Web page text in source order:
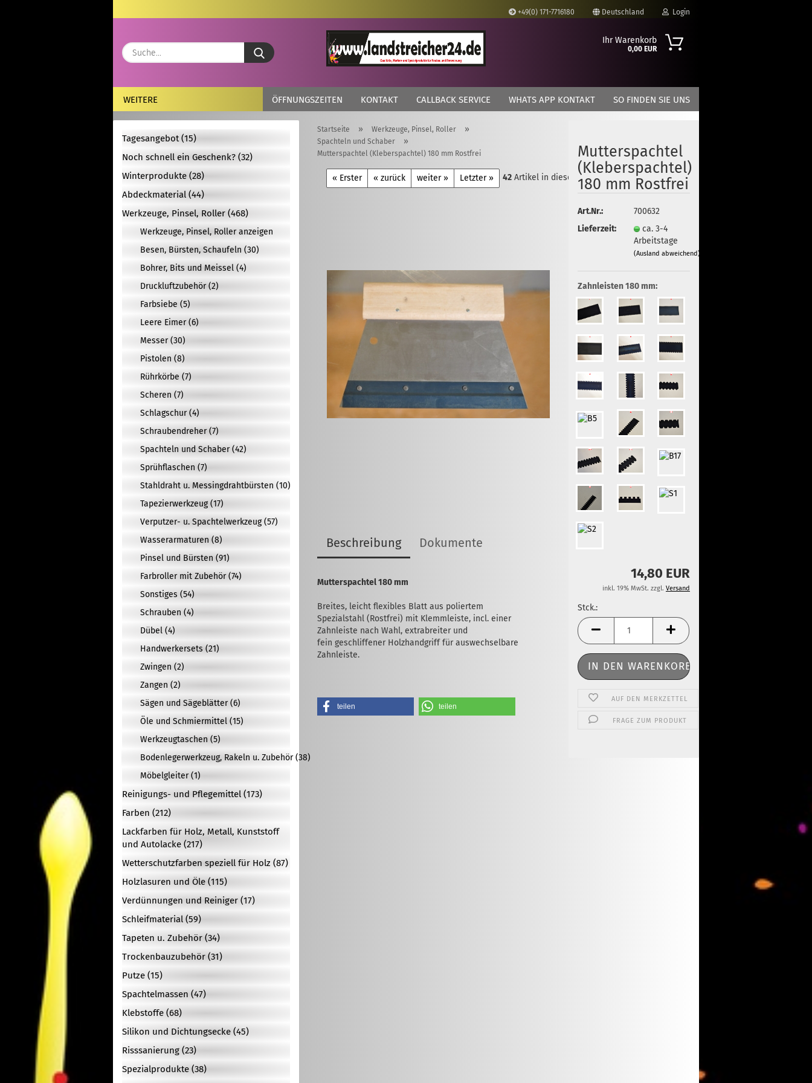
+49(0) 171-7716180 Deutschland
Lieferland
Login
Passwort
Konto erstellen
Passwort vergessen?
Suche...
Ihr Warenkorb
0,00 EUR
ÖFFNUNGSZEITEN KONTAKT CALLBACK SERVICE WHATS APP KONTAKT SO FINDEN SIE UNS
WEITERE
Startseite » Werkzeuge, Pinsel, Roller »
Spachteln und Schaber »
Mutterspachtel (Kleberspachtel) 180 mm Rostfrei
« Erster « zurück weiter » Letzter » 42 Artikel in dieser Kategorie
Mutterspachtel
(Kleberspachtel)
180 mm Rostfrei
Art.Nr.:
700632
Lieferzeit:
ca. 3-4
Arbeitstage
(Ausland abweichend)
Zahnleisten 180 mm:
14,80 EUR
inkl. 19% MwSt. zzgl. Versand
Stck.:
Stck.
AUF DEN MERKZETTEL
FRAGE ZUM PRODUKT
Beschreibung Dokumente
Mutterspachtel 180 mm
Breites, leicht flexibles Blatt aus poliertem
Spezialstahl (Rostfrei) mit Klemmleiste, incl. einer
Zahnleiste nach Wahl, extrabreiter und
fein geschliffener Holzhandgriff für auswechselbare
Zahnleiste.
teilen teilen
Tagesangebot (15)
Noch schnell ein Geschenk? (32)
Winterprodukte (28)
Abdeckmaterial (44)
Werkzeuge, Pinsel, Roller (468)
Werkzeuge, Pinsel, Roller anzeigen
Besen, Bürsten, Schaufeln (30)
Bohrer, Bits und Meissel (4)
Druckluftzubehör (2)
Farbsiebe (5)
Leere Eimer (6)
Messer (30)
Pistolen (8)
Rührkörbe (7)
Scheren (7)
Schlagschur (4)
Schraubendreher (7)
Spachteln und Schaber (42)
Sprühflaschen (7)
Stahldraht u. Messingdrahtbürsten (10)
Tapezierwerkzeug (17)
Verputzer- u. Spachtelwerkzeug (57)
Wasserarmaturen (8)
Pinsel und Bürsten (91)
Farbroller mit Zubehör (74)
Sonstiges (54)
Schrauben (4)
Dübel (4)
Handwerkersets (21)
Zwingen (2)
Zangen (2)
Sägen und Sägeblätter (6)
Öle und Schmiermittel (15)
Werkzeugtaschen (5)
Bodenlegerwerkzeug, Rakeln u. Zubehör (38)
Möbelgleiter (1)
Reinigungs- und Pflegemittel (173)
Farben (212)
Lackfarben für Holz, Metall, Kunststoff
und Autolacke (217)
Wetterschutzfarben speziell für Holz (87)
Holzlasuren und Öle (115)
Verdünnungen und Reiniger (17)
Schleifmaterial (59)
Tapeten u. Zubehör (34)
Trockenbauzubehör (31)
Putze (15)
Spachtelmassen (47)
Klebstoffe (68)
Silikon und Dichtungsecke (45)
Risssanierung (23)
Spezialprodukte (38)